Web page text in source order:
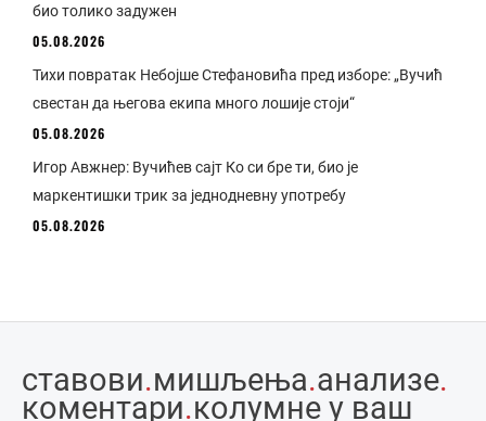
био толико задужен
05.08.2026
Тихи повратак Небојше Стефановића пред изборе: „Вучић
свестан да његова екипа много лошије стоји“
05.08.2026
Игор Авжнер: Вучићев сајт Ко си бре ти, био је
маркентишки трик за једнодневну употребу
05.08.2026
ставови.мишљења.анализе.
коментари.колумне у ваш